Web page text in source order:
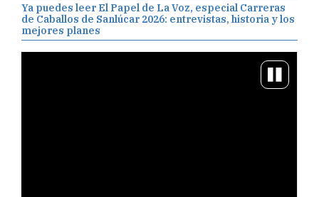
Ya puedes leer El Papel de La Voz, especial Carreras
de Caballos de Sanlúcar 2026: entrevistas, historia y los
mejores planes